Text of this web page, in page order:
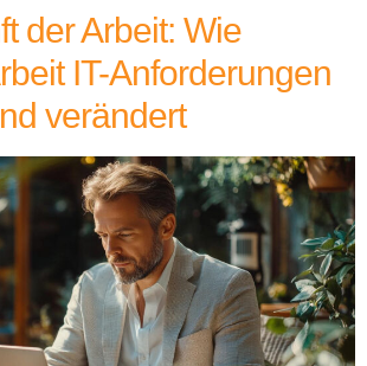
der Arbeit: Wie
IT-Anforderungen
verändert